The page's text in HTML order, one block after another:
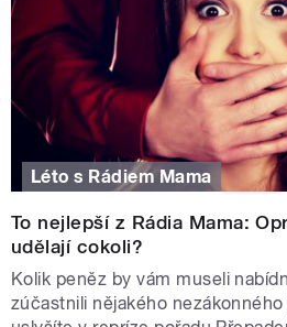
Léto s Rádiem Mama
To nejlepší z Rádia Mama:
udělají cokoli?
Kolik peněz by vám museli
zúčastnili nějakého